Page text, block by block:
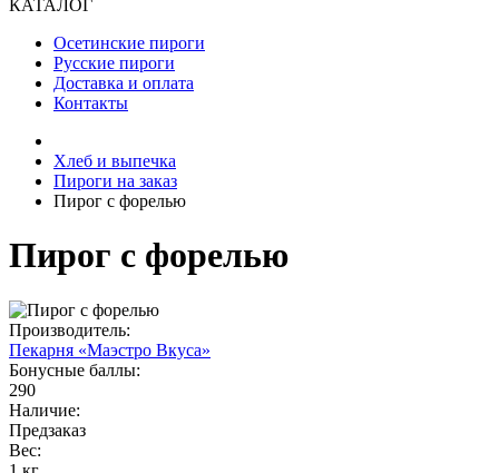
КАТАЛОГ
Осетинские пироги
Русские пироги
Доставка и оплата
Контакты
Хлеб и выпечка
Пироги на заказ
Пирог с форелью
Пирог с форелью
Производитель:
Пекарня «Маэстро Вкуса»
Бонусные баллы:
290
Наличие:
Предзаказ
Вес: